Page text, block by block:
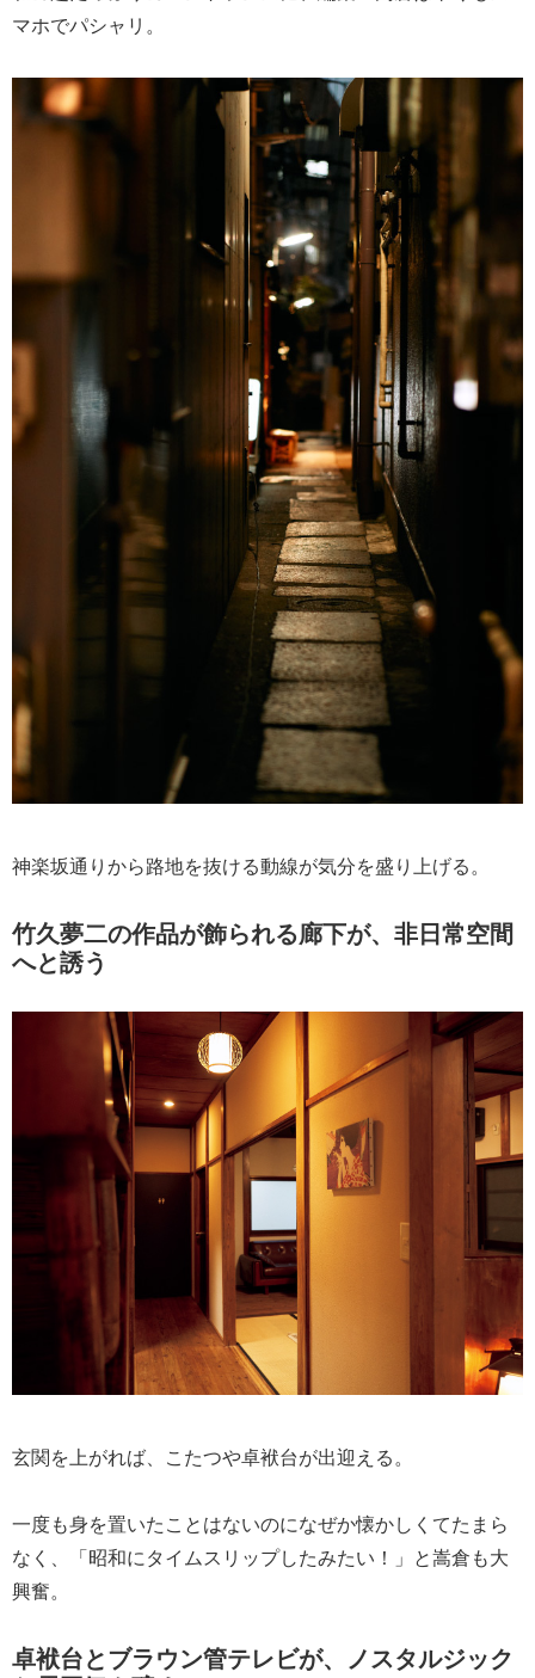
マホでパシャリ。
神楽坂通りから路地を抜ける動線が気分を盛り上げる。
竹久夢二の作品が飾られる廊下が、非日常空間
へと誘う
玄関を上がれば、こたつや卓袱台が出迎える。
一度も身を置いたことはないのになぜか懐かしくてたまら
なく、「昭和にタイムスリップしたみたい！」と嵩倉も大
興奮。
卓袱台とブラウン管テレビが、ノスタルジック